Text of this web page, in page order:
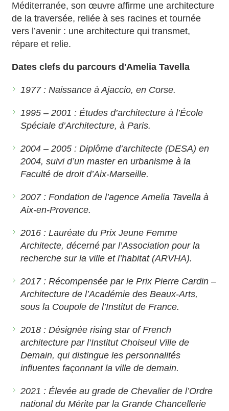
Méditerranée, son œuvre affirme une architecture
de la traversée, reliée à ses racines et tournée
vers l’avenir : une architecture qui transmet,
répare et relie.
Dates clefs du parcours d'Amelia Tavella
1977 : Naissance à Ajaccio, en Corse.
1995 – 2001 : Études d’architecture à l’École
Spéciale d’Architecture, à Paris.
2004 – 2005 : Diplôme d’architecte (DESA) en
2004, suivi d’un master en urbanisme à la
Faculté de droit d’Aix-Marseille.
2007 : Fondation de l’agence Amelia Tavella à
Aix-en-Provence.
2016 : Lauréate du Prix Jeune Femme
Architecte, décerné par l’Association pour la
recherche sur la ville et l’habitat (ARVHA).
2017 : Récompensée par le Prix Pierre Cardin –
Architecture de l’Académie des Beaux-Arts,
sous la Coupole de l’Institut de France.
2018 : Désignée rising star of French
architecture par l’Institut Choiseul Ville de
Demain, qui distingue les personnalités
influentes façonnant la ville de demain.
2021 : Élevée au grade de Chevalier de l’Ordre
national du Mérite par la Grande Chancellerie